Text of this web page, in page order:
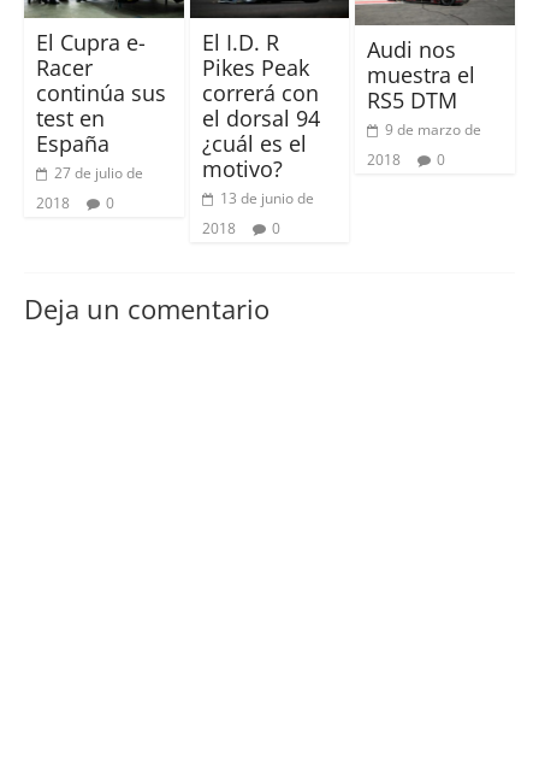
El Cupra e-
Racer
continúa sus
test en
España
27 de julio de
2018
0
El I.D. R
Pikes Peak
correrá con
el dorsal 94
¿cuál es el
motivo?
13 de junio de
2018
0
Audi nos
muestra el
RS5 DTM
9 de marzo de
2018
0
Deja un comentario